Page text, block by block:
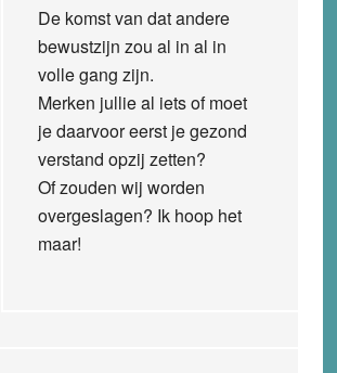
De komst van dat andere
bewustzijn zou al in al in
volle gang zijn.
Merken jullie al iets of moet
je daarvoor eerst je gezond
verstand opzij zetten?
Of zouden wij worden
overgeslagen? Ik hoop het
maar!